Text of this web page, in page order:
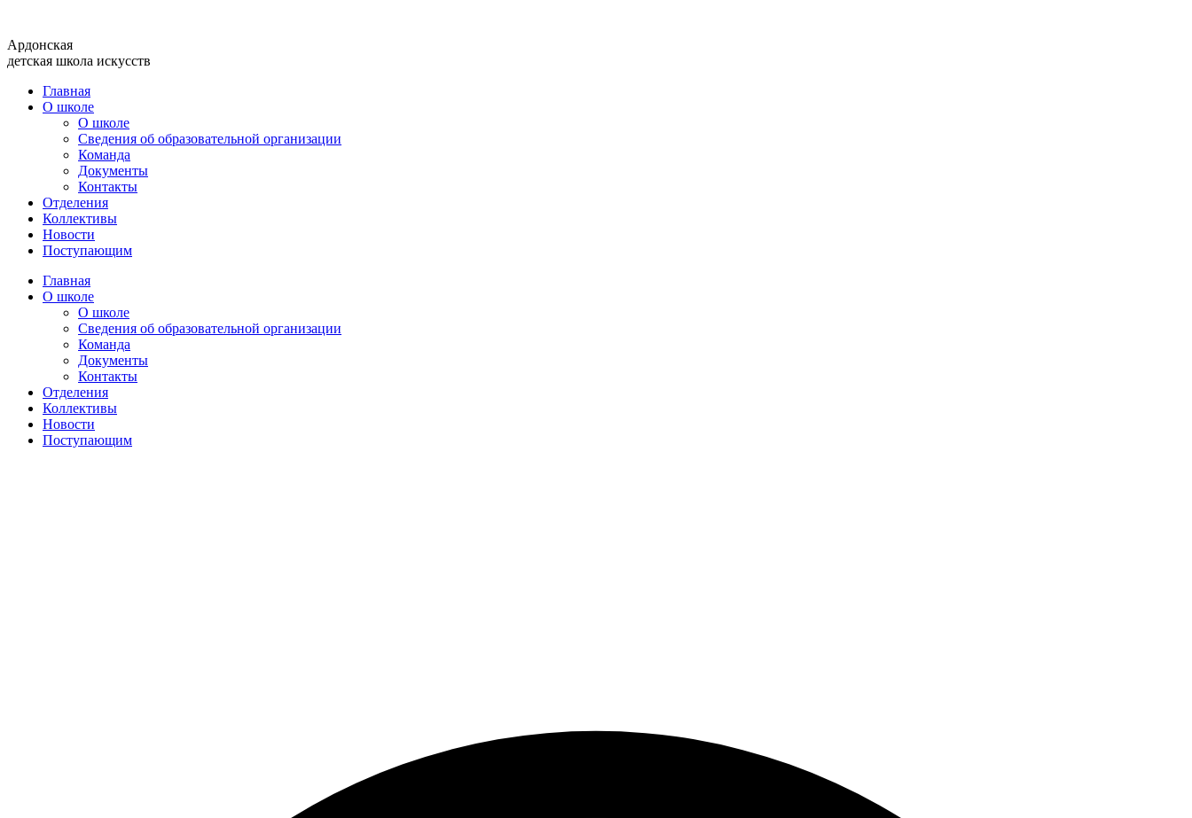
содержимому
Ардонская
детская школа искусств
Главная
О школе
О школе
Сведения об образовательной организации
Команда
Документы
Контакты
Отделения
Коллективы
Новости
Поступающим
Главная
О школе
О школе
Сведения об образовательной организации
Команда
Документы
Контакты
Отделения
Коллективы
Новости
Поступающим